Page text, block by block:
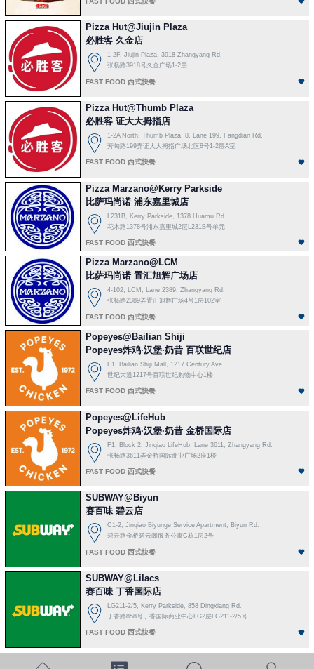
Pizza Hut@Jiujin Plaza
必胜客 久金店
1-2F, Jiujin Plaza, 3918 Zhangyang Rd.
张杨路3918号久金广场1-2层
FAST FOOD 西式快餐
Pizza Hut@Thumb Plaza
必胜客 证大大拇指店
1-2A North, Thumb Plaza, 8, Lane 199, Fangdian Rd.
芳甸路199弄证大大拇指广场北区8号1-2层A室
FAST FOOD 西式快餐
Pizza Marzano@Kerry Parkside
比萨玛尚诺 浦东嘉里城店
L231B, Kerry Parkside, 1378 Huamu Rd.
花木路1378号浦东嘉里城2层L231B号单元
FAST FOOD 西式快餐
Pizza Marzano@LCM
比萨玛尚诺 置汇旭辉广场店
4-102, LCM, Lane 2389, Zhangyang Rd.
张杨路2389弄置汇旭辉广场4号1层102室
FAST FOOD 西式快餐
Popeyes@Bailian Shiji
Popeyes炸鸡·汉堡·奶昔 百联世纪店
F1, Bailian Shiji Mall, 1217 Century Ave.
世纪大道1217号百联世纪购物中心1楼
FAST FOOD 西式快餐
Popeyes@LifeHub
Popeyes炸鸡·汉堡·奶昔 金桥国际店
F1, Block 2, Jinqiao LifeHub, Lane 3611, Zhangyang Rd.
张杨路3611弄金桥国际商业广场2座1楼
FAST FOOD 西式快餐
SUBWAY@Biyun
赛百味 碧云店
C1-2, Jinqiao Biyunge Service Apartment, Biyun Rd.
碧云路金桥碧云阁服务公寓C栋1层2号
FAST FOOD 西式快餐
SUBWAY@Lilacs
赛百味 丁香国际店
LG211-2/5, Kerry Parkside, 858 Dingxiang Rd.
丁香路858号丁香国际商业中心LG2层LG211-2/5号
FAST FOOD 西式快餐